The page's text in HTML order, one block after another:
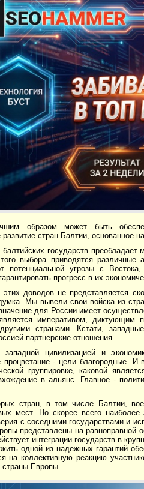
образом может быть
развитие стран Балтии, основанное
балтийских государств
выбора приводятся
потенциальной угрозы с
прогресс в их
доводов не представляется
Мы вывели свои войска из
для России имеет
императивом, диктующим
странами. Кстати,
партнерские отношения.
цивилизацией и
процветание - цели благородные.
группировке, каковой
в альянс. Главное -
стран, в том числе Балтии,
мест. Но скорее всего
с соседними государствами и
представлены на равноправной
интеграции государств в
одной из надежных гарантий
на коллективную реакцию
Европы.